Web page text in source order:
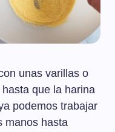
unas varillas o
que la harina
podemos trabajar
manos hasta